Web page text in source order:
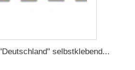
selbstklebend...